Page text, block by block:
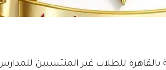
للطلاب غير المنتسبين